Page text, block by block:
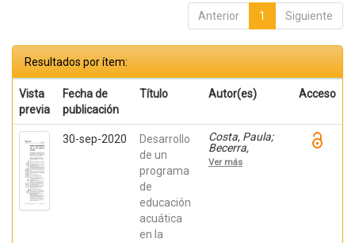
Anterior 1 Siguiente
Resultados por ítem:
Vista
previa
Fecha de
publicación
Título Autor(es) Acceso
30-sep-2020
Desarrollo
de un
programa
de
educación
acuática
en la
Costa, Paula;
Becerra,
Viviana;
Becerra,
Ver más